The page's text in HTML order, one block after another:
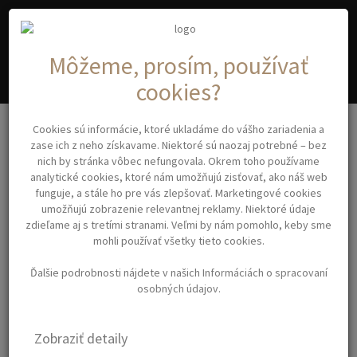
OSMETIC
DISPOSABLE CAPE ING - jednorázové pláštenky 30ks/balenie
DISPOSABLE CAPE ING -
JEDNORÁZOVÉ
PLÁŠTENKY
30KS/BALENIE
Jednorázové pláštenky s
Môžeme, prosím, používať
cookies?
Cookies sú informácie, ktoré ukladáme do vášho zariadenia a
zase ich z neho získavame. Niektoré sú naozaj potrebné – bez
nich by stránka vôbec nefungovala. Okrem toho používame
analytické cookies, ktoré nám umožňujú zisťovať, ako náš web
funguje, a stále ho pre vás zlepšovať. Marketingové cookies
umožňujú zobrazenie relevantnej reklamy. Niektoré údaje
zdieľame aj s tretími stranami. Veľmi by nám pomohlo, keby sme
mohli používať všetky tieto cookies.
Ďalšie podrobnosti nájdete v našich Informáciách o spracovaní
osobných údajov.
Zobraziť detaily